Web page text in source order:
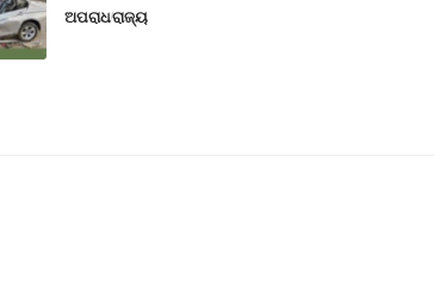
ଅପରାଧରାଜ୍ୟ